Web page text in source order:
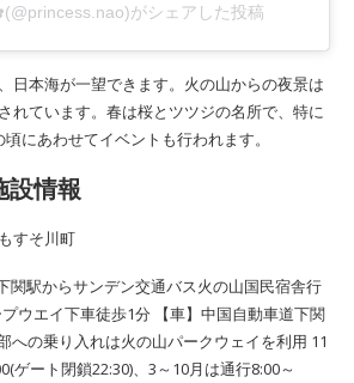
がシェアした投稿
日本海が一望できます。火の山からの夜景は
れています。春は桜とツツジの名所で、特に
にあわせてイベントも行われます。
設情報
すそ川町
関駅からサンデン交通バス火の山国民宿舎行
ウエイ下車徒歩1分 【車】中国自動車道下関
の乗り入れは火の山パークウェイを利用 11
ゲート閉鎖22:30)、3～10月は通行8:00～